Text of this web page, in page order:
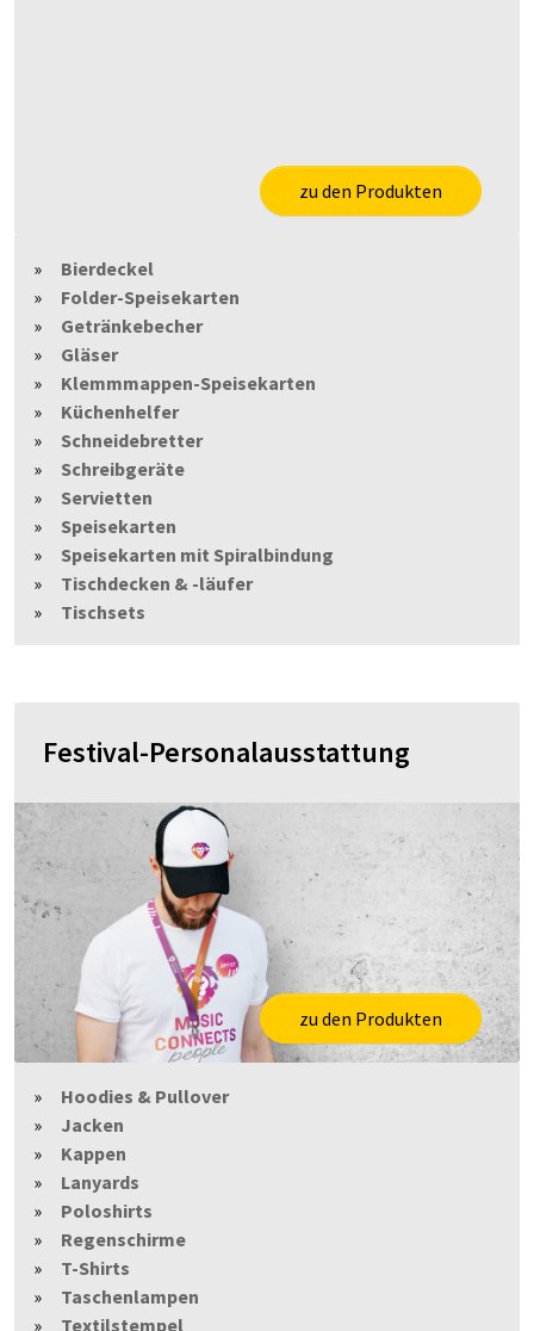
zu den Produkten
Bierdeckel
Folder-Speisekarten
Getränkebecher
Gläser
Klemmmappen-Speisekarten
Küchenhelfer
Schneidebretter
Schreibgeräte
Servietten
Speisekarten
Speisekarten mit Spiralbindung
Tischdecken & -läufer
Tischsets
Festival-Personalausstattung
zu den Produkten
Hoodies & Pullover
Jacken
Kappen
Lanyards
Poloshirts
Regenschirme
T-Shirts
Taschenlampen
Textilstempel